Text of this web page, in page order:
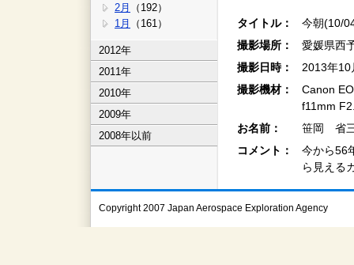
2月
（192）
1月
（161）
2012年
2011年
2010年
2009年
2008年以前
タイトル：
今朝(10/
撮影場所：
愛媛県西
撮影日時：
2013年
撮影機材：
Canon
f11mm
お名前：
笹岡 省
コメント：
今から56
ら見える
Copyright 2007 Japan Aerospace Exploration Agency